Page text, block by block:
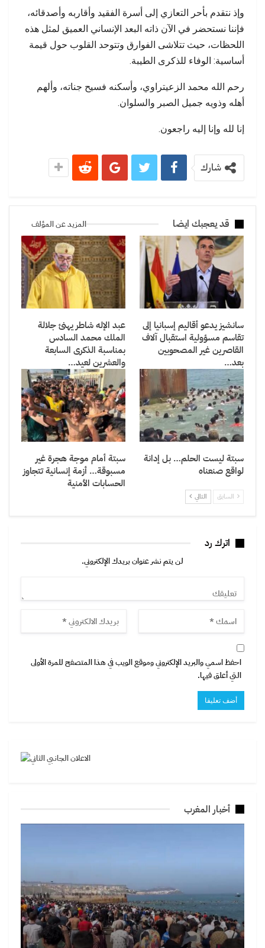
وإذ نتقدم بأحر التعازي إلى أسرة الفقيد وأقاربه وأصدقائه،
فإننا نستحضر في الآن ذاته البعد الإنساني العميق لمثل هذه
اللحظات، حيث تتلاشى الفوارق وتتوحد القلوب حول قيمة
أساسية: الوفاء للذكرى الطيبة.
رحم الله محمد الزعيتراوي، وأسكنه فسيح جناته، وألهم
أهله وذويه جميل الصبر والسلوان.
إنا لله وإنا إليه راجعون.
شارك
قد يعجبك ايضا المزيد عن المؤلف
سانشيز يدعو أقاليم إسبانيا إلى
تقاسم مسؤولية استقبال آلاف
القاصرين غير المصحوبين
بعد…
عبد الإله شاطر يهنئ جلالة
الملك محمد السادس
بمناسبة الذكرى السابعة
والعشرين لعيد…
سبتة ليست الحلم… بل إدانة
لواقع صنعناه
سبتة أمام موجة هجرة غير
مسبوقة… أزمة إنسانية تتجاوز
الحسابات الأمنية
السابق التالي
اترك رد
لن يتم نشر عنوان بريدك الإلكتروني.
احفظ اسمي والبريد الإلكتروني وموقع الويب في هذا المتصفح للمرة الأولى
التي أعلق فيها.
أخبار المغرب